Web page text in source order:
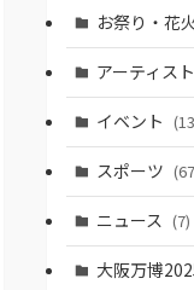
お祭り・花
アーティス
イベント
スポーツ
ニュース (7)
大阪万博